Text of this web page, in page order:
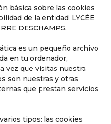
básica sobre las cookies
de la entidad: LYCÉE
DESCHAMPS.
es un pequeño archivo
en tu ordenador,
vez que visitas nuestra
son nuestras y otras
que prestan servicios
tipos: las cookies
jugando,